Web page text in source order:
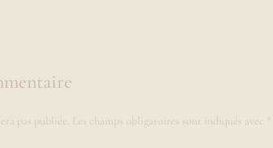
pas publiée. Les champs obligatoires sont indiqués avec